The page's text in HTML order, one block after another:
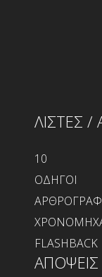
ΛΙΣΤΕΣ /
10
ΟΔΗΓΟΙ
FLASHBACK
ΑΠΟΨΕΙΣ